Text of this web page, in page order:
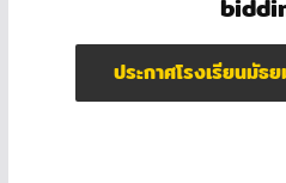
ประกาศโรงเรียนมัธ